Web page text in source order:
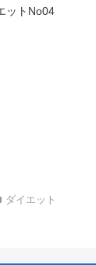
ットNo04
ダイエット